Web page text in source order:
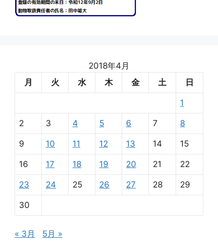
2018年4月
月
火 水 木 金 土 日
1
2 3 4 5 6 7 8
9 10 11 12 13 14 15
16 17 18 19 20 21 22
23 24 25 26 27 28 29
30
« 3月 5月 »